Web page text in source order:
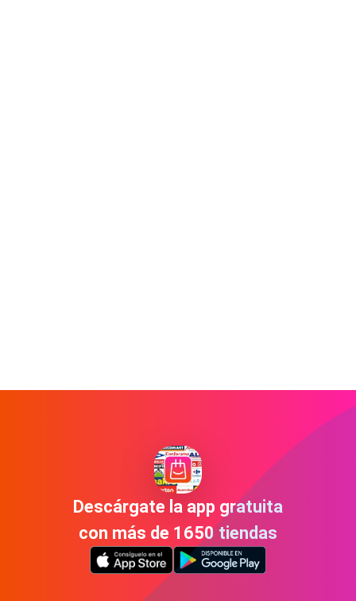
Descárgate la app gratuita
con más de 1650 tiendas